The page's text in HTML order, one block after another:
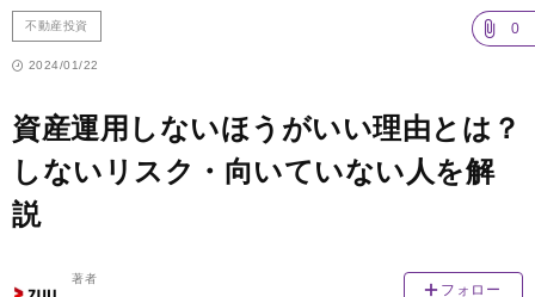
不動産投資 0
2024/01/22
資産運用しないほうがいい理由とは？
しないリスク・向いていない人を解
説
著者
フォロー